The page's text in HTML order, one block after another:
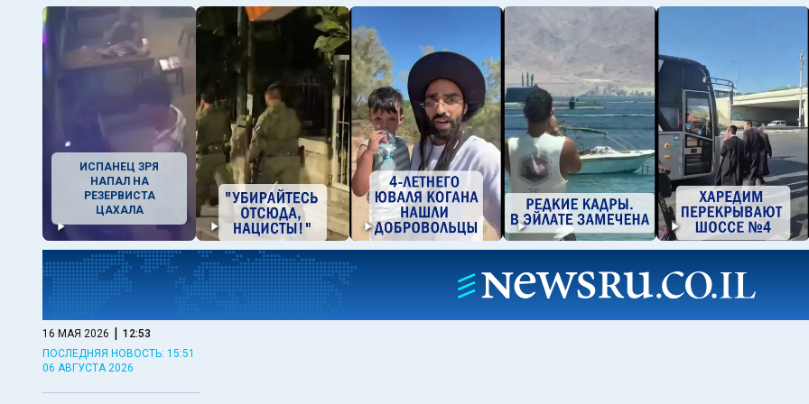
ИСПАНЕЦ ЗРЯ
НАПАЛ НА
РЕЗЕРВИСТА
ЦАХАЛА
16 МАЯ 2026 | 12:53
ПОСЛЕДНЯЯ НОВОСТЬ: 15:51
06 АВГУСТА 2026